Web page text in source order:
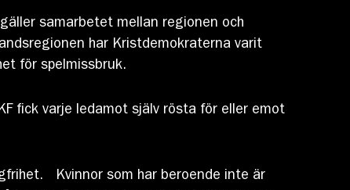
samarbetet mellan regionen och
har Kristdemokraterna varit
för spelmissbruk.
fick varje ledamot själv rösta för eller emot
Kvinnor som har beroende inte är